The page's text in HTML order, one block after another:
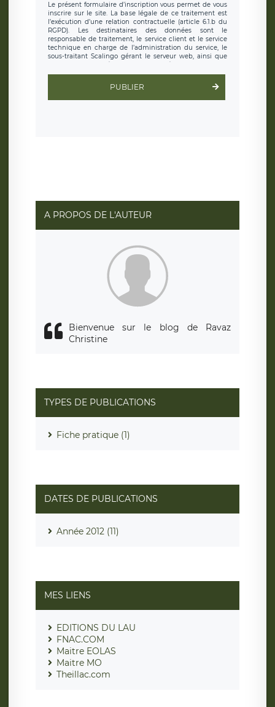
Le présent formulaire d’inscription vous permet de vous
inscrire sur le site. La base légale de ce traitement est
l’exécution d’une relation contractuelle (article 6.1.b du
RGPD). Les destinataires des données sont le
responsable de traitement, le service client et le service
technique en charge de l’administration du service, le
sous-traitant Scalingo gérant le serveur web, ainsi que
d’inscription est hébergé sur un serveur hébergé par
clauses de
protection conformes au RGPD
. Les données collectées
sont conservées jusqu’à ce que l’Internaute en sollicite la
rue Léopold Sédar Senghor, joignable à l’adresse mail :
responsabledetraitement@legavox.fr. Vous avez
également le droit d’introduire une réclamation auprès
d’une autorité de contrôle.
PUBLIER
A PROPOS DE L'AUTEUR
Bienvenue sur le blog de Ravaz
Christine
TYPES DE PUBLICATIONS
Fiche pratique (1)
DATES DE PUBLICATIONS
Année 2012 (11)
MES LIENS
EDITIONS DU LAU
FNAC.COM
Maitre EOLAS
Maitre MO
Theillac.com